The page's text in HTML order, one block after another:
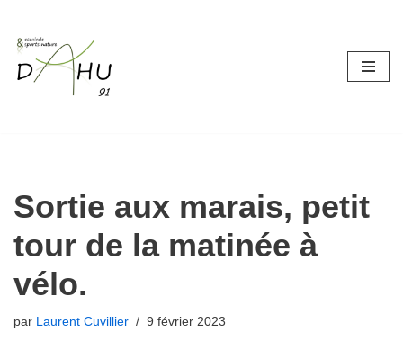
Aller
au
Sortie aux marais, petit
tour de la matinée à
vélo.
par Laurent Cuvillier 9 février 2023